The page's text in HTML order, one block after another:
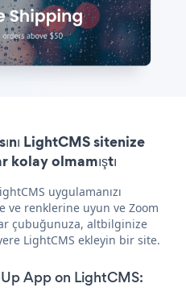
LightCMS sitenize
olmamıştı
uygulamanızı
renklerine uyun ve Zoom
çubuğunuza, altbilginize
LightCMS ekleyin bir site.
App on LightCMS: